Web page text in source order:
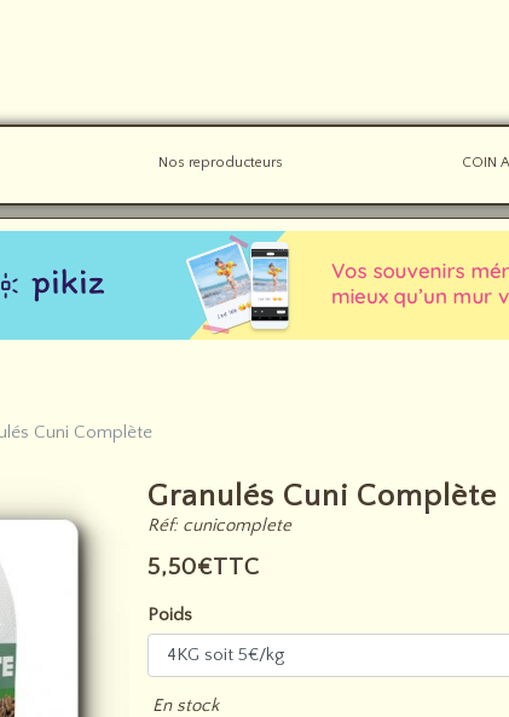
Nos reproducteurs COIN
Cuni Complète
Granulés Cuni Complète
Réf: cunicomplete
5,50€TTC
Poids
En stock